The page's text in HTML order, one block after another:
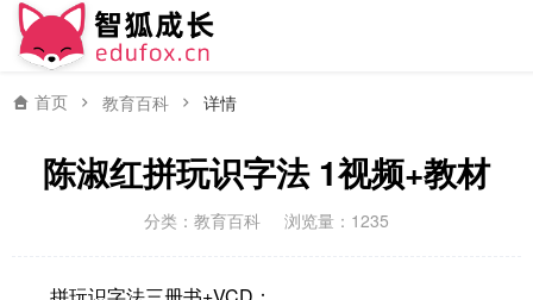
首页 教育百科 详情
陈淑红拼玩识字法 1视频+教材
分类： 教育百科 浏览量：1235